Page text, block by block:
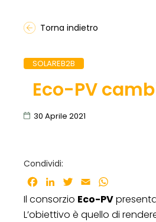
Torna indietro
SOLAREB2B
Eco-PV
30 Aprile 2021
Condividi:
Facebook
LinkedInTwitter
Email
Il consorzio Eco-PV
L’obiettivo è quello di